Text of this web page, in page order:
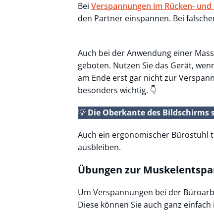
Bei Verspannungen im Rücken-
den Partner einspannen. Bei
Auch bei der Anwendung einer
geboten. Nutzen Sie das Gerät,
am Ende erst gar nicht zur
besonders wichtig. 👇
💡 Die Oberkante des
Auch ein ergonomischer Bürostuhl
ausbleiben.
Übungen zur
Um Verspannungen bei der
Diese können Sie auch ganz